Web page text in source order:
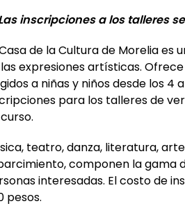
inscripciones a los talleres
de la Cultura de Morelia
expresiones artísticas. Ofrece
a niñas y niños desde los 4
para los talleres de
teatro, danza, literatura,
componen la gama
interesadas. El costo de
pesos.